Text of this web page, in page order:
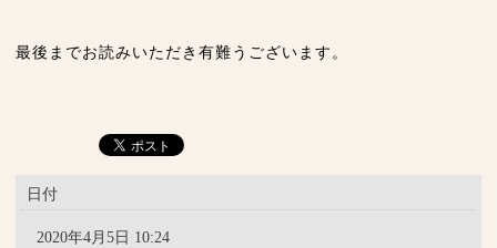
最後までお読みいただき有難うございます。
日付
2020年4月5日 10:24